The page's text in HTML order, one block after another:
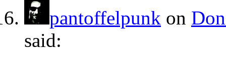
pantoffelpunk on
said: